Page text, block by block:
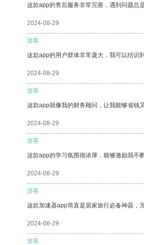
这款app的售后服务非常完善，遇到问题总
2024-08-29
游客
这款app的用户群体非常庞大，我可以结识
2024-08-29
游客
这款app就像我的财务顾问，让我能够省钱又
2024-08-29
游客
这款app的学习氛围很浓厚，能够激励我不
2024-08-29
游客
这款加速器app简直是居家旅行必备神器，
2024-08-29
游客